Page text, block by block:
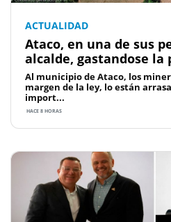
ACTUALIDAD
Ataco, en una de sus
alcalde, gastandose la
Al municipio de Ataco, los
margen de la ley, lo están
import...
HACE 8 HORAS